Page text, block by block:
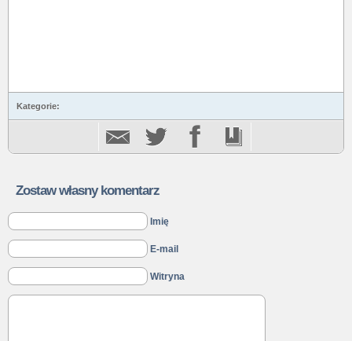
Kategorie:
Zostaw własny komentarz
Imię
E-mail
Witryna